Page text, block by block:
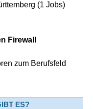
(1 Jobs)
Firewall
zum Berufsfeld
ES?